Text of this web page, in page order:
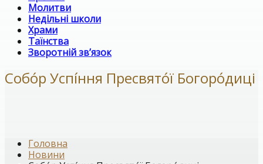
Молитви
Недільні школи
Храми
Таїнства
Зворотній зв’язок
Собо́р Успі́ння Пресвято́ї Богоро́диці
Головна
Новини